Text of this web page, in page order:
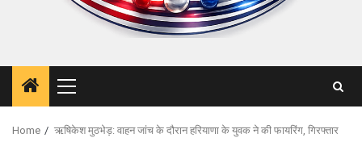
Primary
Menu
Home ऋषिकेश मुठभेड़: वाहन जांच के दौरान हरियाणा के युवक ने की फायरिंग, गिरफ्तार